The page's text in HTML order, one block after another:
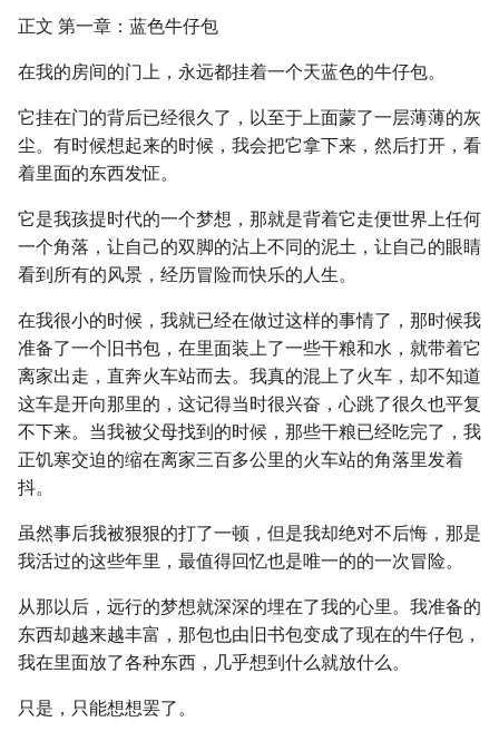
正文 第一章：蓝色牛仔包
在我的房间的门上，永远都挂着一个天蓝色的牛仔包。
它挂在门的背后已经很久了，以至于上面蒙了一层薄薄的灰
尘。有时候想起来的时候，我会把它拿下来，然后打开，看
着里面的东西发怔。
它是我孩提时代的一个梦想，那就是背着它走便世界上任何
一个角落，让自己的双脚的沾上不同的泥土，让自己的眼睛
看到所有的风景，经历冒险而快乐的人生。
在我很小的时候，我就已经在做过这样的事情了，那时候我
准备了一个旧书包，在里面装上了一些干粮和水，就带着它
离家出走，直奔火车站而去。我真的混上了火车，却不知道
这车是开向那里的，这记得当时很兴奋，心跳了很久也平复
不下来。当我被父母找到的时候，那些干粮已经吃完了，我
正饥寒交迫的缩在离家三百多公里的火车站的角落里发着
抖。
虽然事后我被狠狠的打了一顿，但是我却绝对不后悔，那是
我活过的这些年里，最值得回忆也是唯一的的一次冒险。
从那以后，远行的梦想就深深的埋在了我的心里。我准备的
东西却越来越丰富，那包也由旧书包变成了现在的牛仔包，
我在里面放了各种东西，几乎想到什么就放什么。
只是，只能想想罢了。